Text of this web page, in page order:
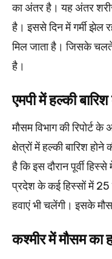
का अंतर है। यह अंतर
है। इससे दिन में गर्मी झेल
मिल जाता है। जिसके चलते
है।
एमपी में हल्की
मौसम विभाग की रिपोर्ट
क्षेत्रों में हल्की बारिश
है कि इस दौरान पूर्वी
प्रदेश के कई हिस्सों में 25
हवाएं भी चलेंगी। इसके
कश्मीर में मौसम